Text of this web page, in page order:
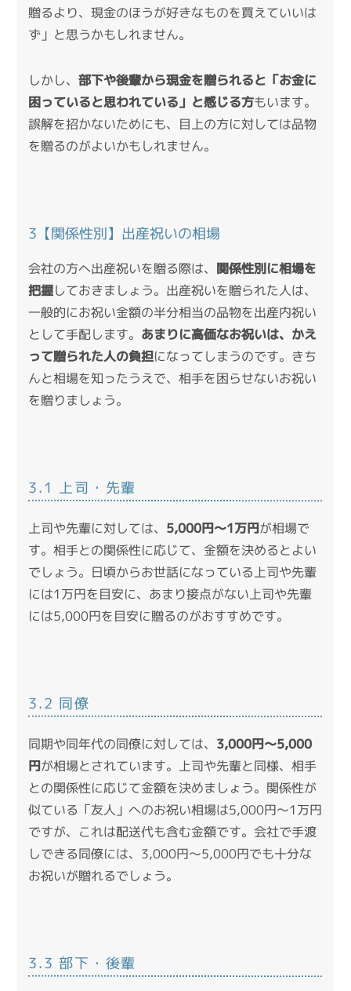
贈るより、現金のほうが好きなものを買えていいは
ず」と思うかもしれません。
しかし、部下や後輩から現金を贈られると「お金に
困っていると思われている」と感じる方もいます。
誤解を招かないためにも、目上の方に対しては品物
を贈るのがよいかもしれません。
3【関係性別】出産祝いの相場
会社の方へ出産祝いを贈る際は、 関係性別に相場を
把握しておきましょう。出産祝いを贈られた人は、
一般的にお祝い金額の半分相当の品物を出産内祝い
として手配します。 あまりに高価なお祝いは、かえ
って贈られた人の負担になってしまうのです。きち
んと相場を知ったうえで、相手を困らせないお祝い
を贈りましょう。
3.1 上司・先輩
上司や先輩に対しては、 5,000円～1万円が相場で
す。相手との関係性に応じて、金額を決めるとよい
でしょう。日頃からお世話になっている上司や先輩
には1万円を目安に、あまり接点がない上司や先輩
には5,000円を目安に贈るのがおすすめです。
3.2 同僚
同期や同年代の同僚に対しては、 3,000円〜5,000
円が相場とされています。上司や先輩と同様、相手
との関係性に応じて金額を決めましょう。関係性が
似ている「友人」へのお祝い相場は5,000円～1万円
ですが、これは配送代も含む金額です。会社で手渡
しできる同僚には、3,000円～5,000円でも十分な
お祝いが贈れるでしょう。
3.3 部下・後輩